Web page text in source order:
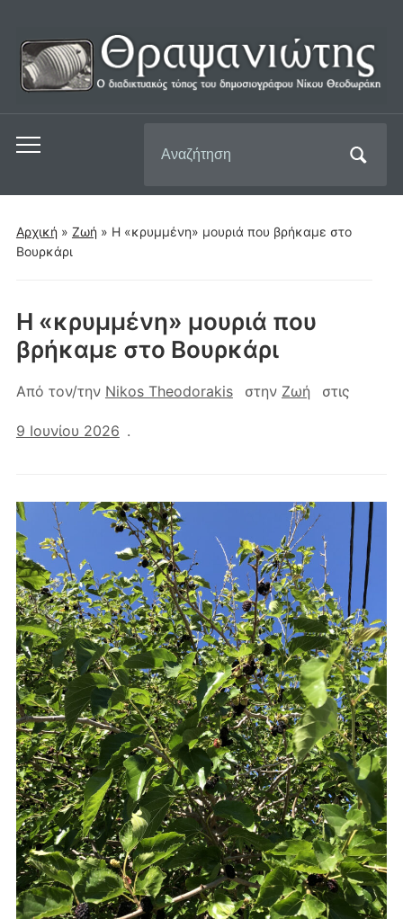
Εναλλαγή
μενού
για
κινητά
για:
Αρχική » Ζωή » Η «κρυμμένη» μουριά που βρήκαμε στο
Βουρκάρι
Η «κρυμμένη» μουριά που
βρήκαμε στο Βουρκάρι
Από τον/την Nikos Theodorakis στην Ζωή στις
9 Ιουνίου 2026 .